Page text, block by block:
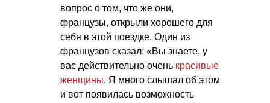
вопрос о том, что же они,
французы, открыли хорошего для
себя в этой поездке. Один из
французов сказал: «Вы знаете, у
вас действительно очень красивые
женщины. Я много слышал об этом
и вот появилась возможность